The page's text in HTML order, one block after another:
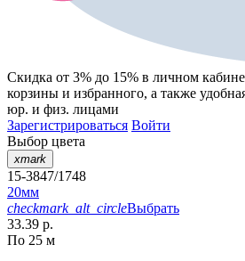
Скидка от 3% до 15% в личном
корзины и избранного, а также
юр. и физ. лицами
Зарегистрироваться Войти
Выбор цвета
xmark
15-3847/1748
20мм
checkmark_alt_circleВыбрать
33.39 р.
По 25 м